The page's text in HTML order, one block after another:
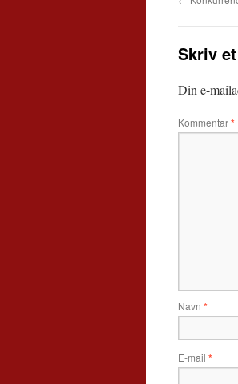
Skriv
Din e-
Kommentar*
Navn *
E-mail *